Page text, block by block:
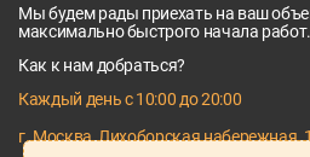
Мы будем рады приехать на ваш
максимально быстрого начала работ.
Как к нам добраться?
Каждый день с 10:00 до 20:00
г. Москва, Лихоборская набережная,